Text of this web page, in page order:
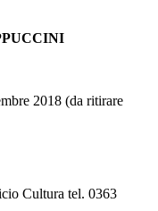
2018 (da ritirare
Cultura tel. 0363